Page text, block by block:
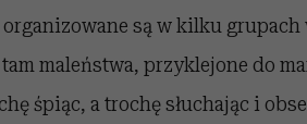
są w kilku
maleństwa, przyklejone do
śpiąc, a trochę słuchając i